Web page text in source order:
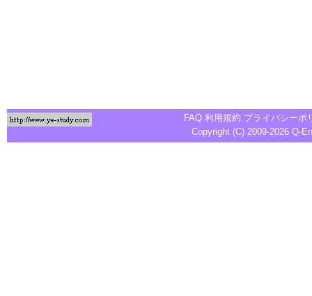
FAQ 利用規約 プライバシーポ
Copyright (C) 2009-2026 Q-